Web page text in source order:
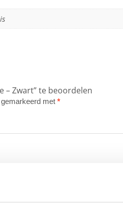
– Zwart” te beoordelen
met *